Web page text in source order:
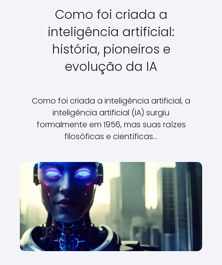
Como foi criada a
inteligência artificial:
história, pioneiros e
evolução da IA
Como foi criada a inteligência artificial, a
inteligência artificial (IA) surgiu
formalmente em 1956, mas suas raízes
filosóficas e científicas…